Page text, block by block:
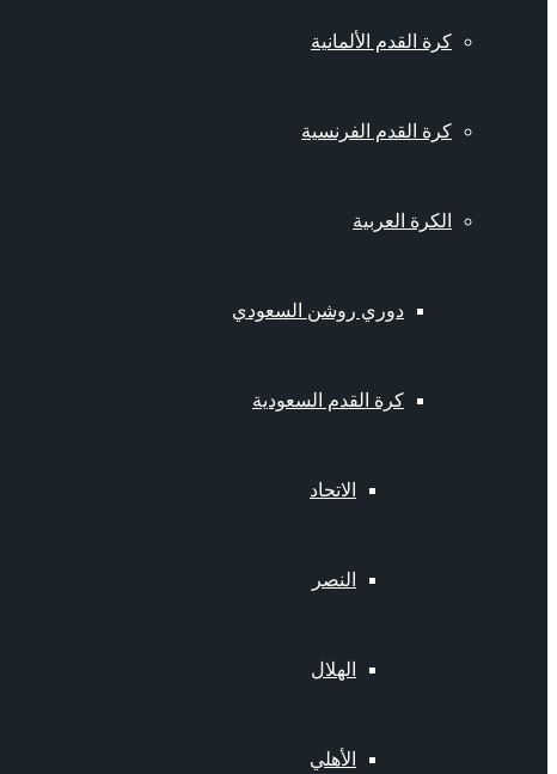
كرة القدم الألمانية
كرة القدم الفرنسية
الكرة العربية
دوري روشن السعودي
كرة القدم السعودية
الاتحاد
النصر
الهلال
الأهلي